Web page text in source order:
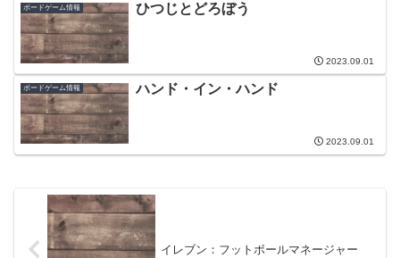
ボードゲーム情報 ひつじとどろぼう
2023.09.01
ボードゲーム情報 ハンド・イン・ハンド
2023.09.01
イレブン：フットボールマネージャー